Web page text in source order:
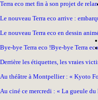
Terra eco met fin à son projet de
Le nouveau Terra eco arrive :
Le nouveau Terra eco en dessin
Bye-bye Terra eco !Bye-bye Terra
Derrière les étiquettes, les vraies
Au théâtre à Montpellier : « Kyoto
Au ciné ce mercredi : « La gueule du